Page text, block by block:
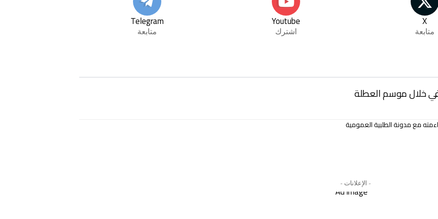
X
متابعة
Youtube
اشترك
Telegram
متابعة
خلال موسم العطلة
مع مدونة الطلبية العمومية
- الإعلانات -